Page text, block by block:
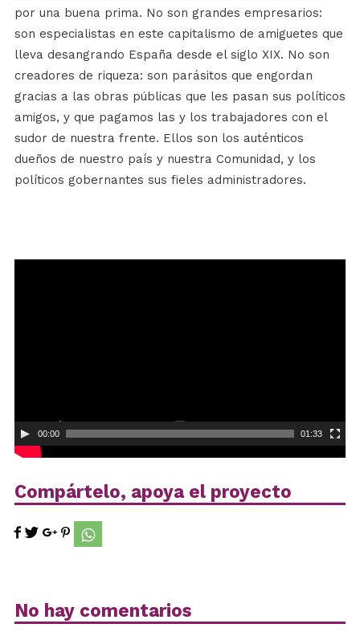
por una buena prima. No son grandes empresarios:
son especialistas en este capitalismo de amiguetes que
lleva desangrando España desde el siglo XIX. No son
creadores de riqueza: son parásitos que engordan
gracias a las obras públicas que les pasan sus políticos
amigos, y que pagamos las y los trabajadores con el
sudor de nuestra frente. Ellos son los auténticos
dueños de nuestro país y nuestra Comunidad, y los
políticos gobernantes sus fieles administradores.
00:00 01:33
Compártelo, apoya el proyecto
No hay comentarios